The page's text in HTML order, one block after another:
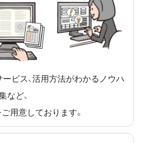
ビス、活用方法がわかるノウハ
など、
用意しております。